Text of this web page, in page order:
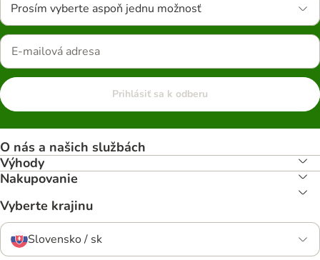
Prosím vyberte aspoň jednu možnosť
Prihlásiť sa k odberu
O nás a našich službách
Výhody
Nakupovanie
Vyberte krajinu
Slovensko / sk